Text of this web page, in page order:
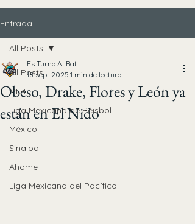
Entrada
All Posts
MLB
Liga Mexicana de Béisbol
México
Sinaloa
Ahome
Liga Mexicana del Pacífico
All Posts
Obeso, Drake, Flores y León ya
están en El Nido
Es Turno Al Bat
18 sept 2025 1 min de lectura